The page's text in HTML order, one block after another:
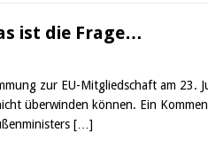
ist die Frage…
zur EU-Mitgliedschaft am 23.
überwinden können. Ein
[…]